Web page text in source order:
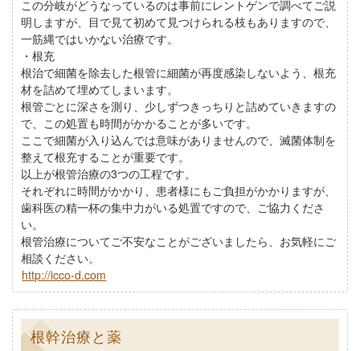
この分岐がどうなっているのは事前にレントゲンで調べてご説
明しますが、目で見て初めて見つけられる枝もありますので、
一筋縄ではいかない治療です。
・根充
根治で細菌を除去した根管に細菌が再度感染しないよう、根充
材を詰めて埋めてしまいます。
根管ごとに深さを測り、少しずつきっちりと詰めていきますの
で、この処置も時間がかかることが多いです。
ここで細菌が入り込んでは意味がありませんので、滅菌体制を
整えて根充することが重要です。
以上が根管治療の3つの工程です。
それぞれに時間がかかり、患者様にもご負担がかかりますが、
歯科医の精一杯の集中力がいる処置ですので、ご協力くださ
い。
根管治療についてご不安なことがございましたら、お気軽にご
相談ください。
http://icco-d.com
根幹治療と薬